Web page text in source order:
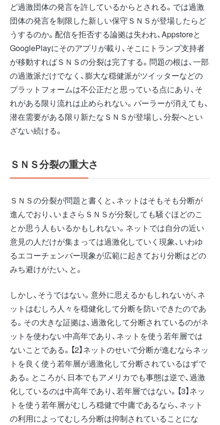
ど過激団体の発言を許しているからとされる。では過激
団体の発言を制限した新しい保守ＳＮＳが登場したらど
うするのか。配信を拒否する論拠は失われ、Appstoreと
GooglePlayにそのアプリが載り、そこにトランプ支持者
が移動すればＳＮＳの分裂は完了する。問題の根は、一部
の過激派だけでなく、膨大な穏健派がツイッターなどの
プラットフォームは不公正だと思っている点にあり、そ
れがある限り流れは止められない。パーラーが消えても、
潜在需要がある限り新たなＳＮＳが登場し、分裂へとい
ざない続ける。
ＳＮＳ分裂の重大さ
ＳＮＳの分裂が問題と書くと、ネットはそもそも分断が
進んでおり、いまさらＳＮＳが分裂しても騒ぐほどのこ
とか思う人もいるかもしれない。ネットでは自分の近い
意見の人だけが集まっては過激化していく現象、いわゆ
るエコーチェンバー現象が広範に起きており分断はどの
みち避けがたい、と。
しかし、そうではない。意外に思えるかもしれないが、ネ
ットはむしろ人々を穏健化して分断を防いできたのであ
る。その大きな証拠は、過激化して分断されているのがネ
ットを使わない中高年であり、ネットを使う若年層では
ないことである。【2】ネットのせいで分断が進むならネッ
トを良く使う若年層が過激化して分断されているはずで
ある。ところが、日本でもアメリカでも事態は逆で、過激
化しているのは中高年であり、若年層ではない。【3】ネッ
トを使う若年層がむしろ穏健で中庸であるなら、ネット
の利用によってむしろ分断は抑制されていることにな